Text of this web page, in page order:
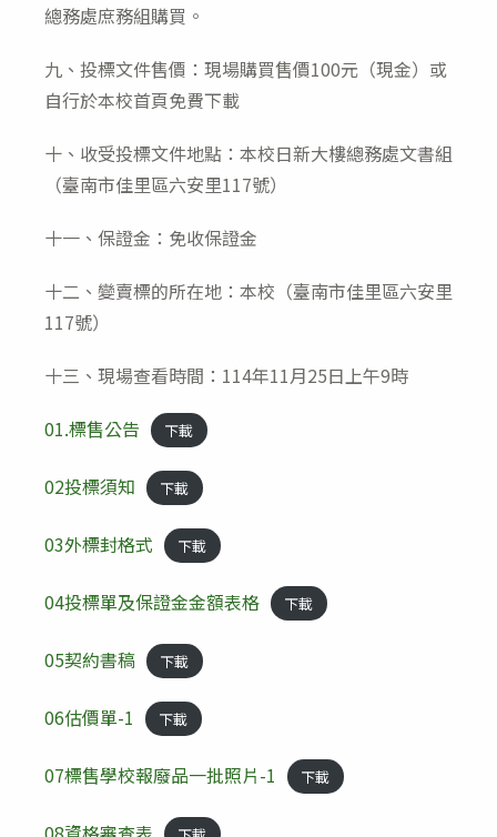
總務處庶務組購買。
九、投標文件售價：現場購買售價100元（現金）或
自行於本校首頁免費下載
十、收受投標文件地點：本校日新大樓總務處文書組
（臺南市佳里區六安里117號）
十一、保證金：免收保證金
十二、變賣標的所在地：本校（臺南市佳里區六安里
117號）
十三、現場查看時間：114年11月25日上午9時
01.標售公告
下載
02投標須知 下載
03外標封格式 下載
04投標單及保證金金額表格 下載
05契約書稿 下載
06估價單-1 下載
07標售學校報廢品一批照片-1 下載